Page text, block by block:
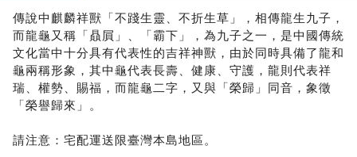
傳說中麒麟祥獸「不踐生靈、不折生草」，相傳龍生九子，
而龍龜又稱「贔屓」、「霸下」，為九子之一，是中國傳統
文化當中十分具有代表性的吉祥神獸，由於同時具備了龍和
龜兩稱形象，其中龜代表長壽、健康、守護，龍則代表祥
瑞、權勢、賜福，而龍龜二字，又與「榮歸」同音，象徵
「榮譽歸來」。
請注意：宅配運送限臺灣本島地區。